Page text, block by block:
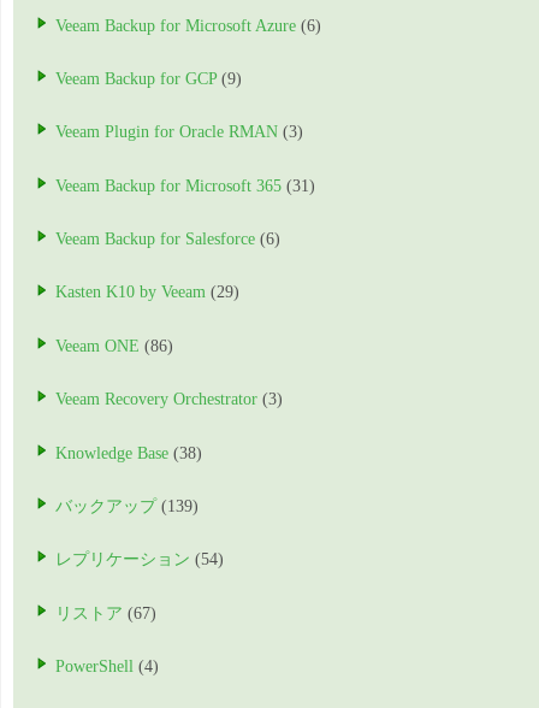
Veeam Backup for Microsoft Azure (6)
Veeam Backup for GCP(9)
Veeam Plugin for Oracle RMAN (3)
Veeam Backup for Microsoft 365 (31)
Veeam Backup for Salesforce (6)
Kasten K10 by Veeam (29)
Veeam ONE (86)
Veeam Recovery Orchestrator (3)
Knowledge Base (38)
バックアップ (139)
レプリケーション (54)
リストア (67)
PowerShell (4)